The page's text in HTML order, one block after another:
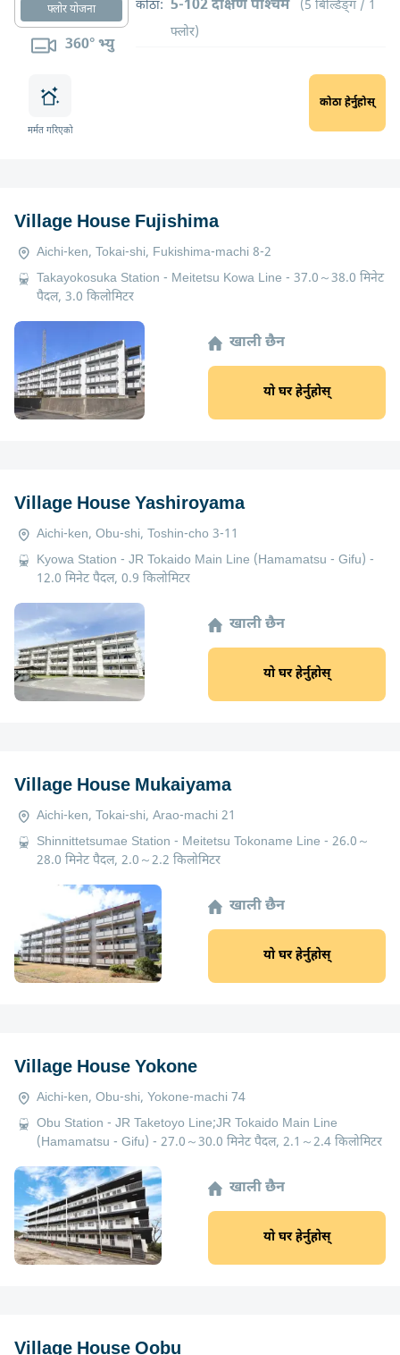
फ्लोर योजना
360° भ्यु
कोठा: 5-102 दक्षिण पश्चिम
(5 बिल्डिङ्ग / 1
फ्लोर)
मर्मत गरिएको
कोठा हेर्नुहोस्
Village House Fujishima
Aichi-ken, Tokai-shi, Fukishima-machi 8-2
Takayokosuka Station - Meitetsu Kowa Line - 37.0～38.0 मिनेट
पैदल, 3.0 किलोमिटर
खाली छैन
यो घर हेर्नुहोस्
Village House Yashiroyama
Aichi-ken, Obu-shi, Toshin-cho 3-11
Kyowa Station - JR Tokaido Main Line (Hamamatsu - Gifu) -
12.0 मिनेट पैदल, 0.9 किलोमिटर
खाली छैन
यो घर हेर्नुहोस्
Village House Mukaiyama
Aichi-ken, Tokai-shi, Arao-machi 21
Shinnittetsumae Station - Meitetsu Tokoname Line - 26.0～
28.0 मिनेट पैदल, 2.0～2.2 किलोमिटर
खाली छैन
यो घर हेर्नुहोस्
Village House Yokone
Aichi-ken, Obu-shi, Yokone-machi 74
Obu Station - JR Taketoyo Line;JR Tokaido Main Line
(Hamamatsu - Gifu) - 27.0～30.0 मिनेट पैदल, 2.1～2.4 किलोमिटर
खाली छैन
यो घर हेर्नुहोस्
Village House Oobu